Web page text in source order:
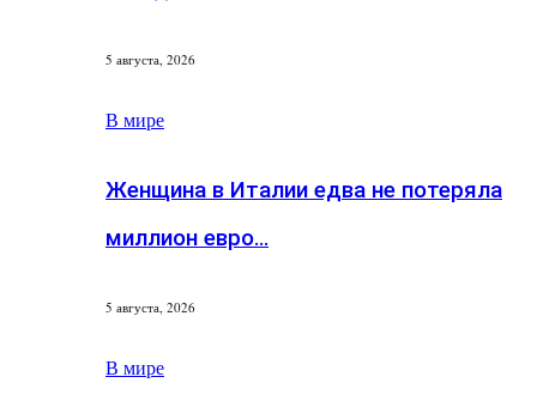
5 августа, 2026
В мире
Женщина в Италии едва не потеряла
миллион евро…
5 августа, 2026
В мире